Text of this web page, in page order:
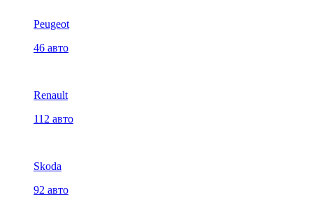
Peugeot
46 авто
Renault
112 авто
Skoda
92 авто